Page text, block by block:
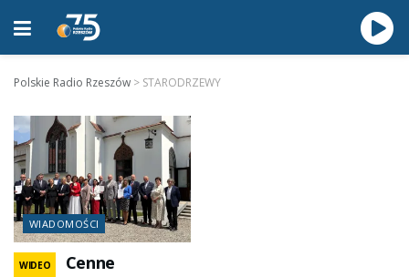
Polskie Radio Rzeszów > STARODRZEWY
WIADOMOŚCI
WIDEO
Cenne